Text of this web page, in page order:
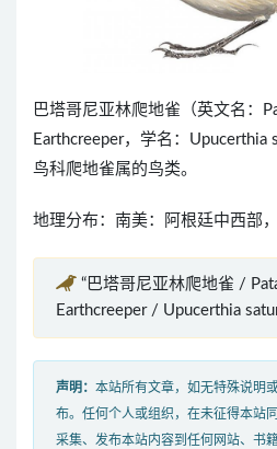
巴塔哥尼亚林爬地雀（英文名：
Earthcreeper，学名：Upucerthia
鸟科爬地雀属的鸟类。
地理分布：南美：阿根廷中西部
“巴塔哥尼亚林爬地雀 /
Earthcreeper / Upucerthia
声明： 本站所有文章，如无特殊说明
布。任何个人或组织，在未征得本站
采集、发布本站内容到任何网站、书